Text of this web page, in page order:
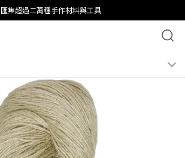
匯集超過二萬種手作材料與工具